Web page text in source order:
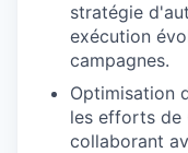
stratégie
exécution
campagnes.
Optimisation
les efforts de
collaborant